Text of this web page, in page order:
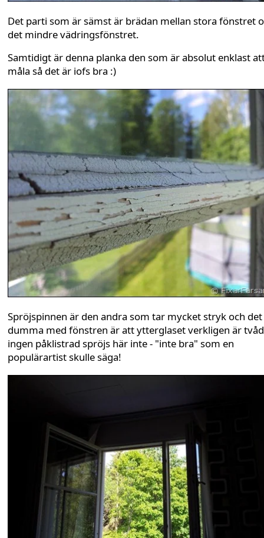
Det parti som är sämst är brädan mellan stora fönstret
det mindre vädringsfönstret.
Samtidigt är denna planka den som är absolut enklast
måla så det är iofs bra :)
Spröjspinnen är den andra som tar mycket stryk och det
dumma med fönstren är att ytterglaset verkligen är
ingen påklistrad spröjs här inte - "inte bra" som en
populärartist skulle säga!